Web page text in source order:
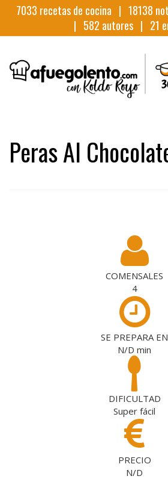
7033 recetas de cocina | 18138
| 582 autores | 21
Peras Al
COMENSALES
4
SE PREPARA EN
N/D min
DIFICULTAD
Super fácil
PRECIO
N/D